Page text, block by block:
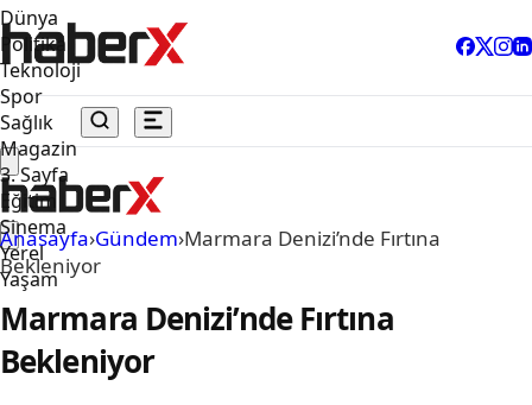
Dünya
Politika
Teknoloji
Spor
Sağlık
Magazin
3. Sayfa
Eğitim
Sinema
Yerel
Yaşam
Anasayfa›Gündem›Marmara Denizi’nde Fırtına
Bekleniyor
Marmara Denizi’nde Fırtına
Bekleniyor